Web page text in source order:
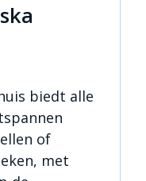
biedt alle
of
met